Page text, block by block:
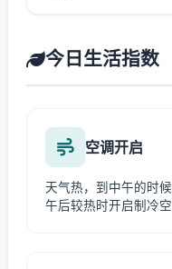
今日生活指数
空调开启
天气热，到中午的时
午后较热时开启制冷空